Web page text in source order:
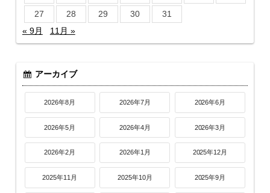
27
28 29 30
31
« 9月
11月 »
アーカイブ
2026年8月 2026年7月 2026年6月
2026年5月 2026年4月 2026年3月
2026年2月 2026年1月 2025年12月
2025年11月 2025年10月 2025年9月